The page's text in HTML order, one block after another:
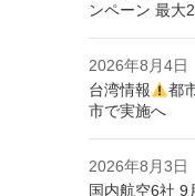
ンペーン 最大
2026年8月4日
台湾情報
都
市で実施へ
2026年8月3日
国内航空6社 9